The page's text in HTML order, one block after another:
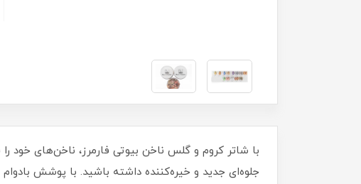
جلوه‌ای جدید و خیره‌کننده داشته باشید. با پوشش